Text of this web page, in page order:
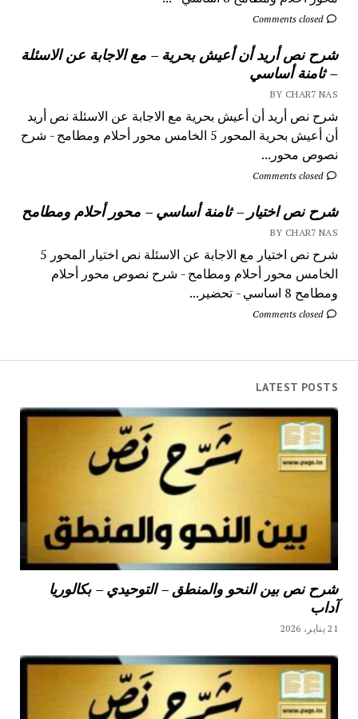
Comments closed
شرح نص أريد أن أعيش بحرية – مع الاجابة عن الاسئلة
– ثامنة أساسي
BY CHAR7 NAS
شرح نص أريد أن أعيش بحرية مع الاجابة عن الاسئلة نص أريد
أن أعيش بحرية المحور 5 الخامس محور أحلام ومطامح - شرح
نصوص محور...
Comments closed
شرح نص اختيار – ثامنة أساسي – محور أحلام ومطامح
BY CHAR7 NAS
شرح نص اختيار مع الاجابة عن الاسئلة نص اختيار المحور 5
الخامس محور أحلام ومطامح - شرح نصوص محور أحلام
ومطامح 8 اساسي - تحضير...
Comments closed
LATEST POSTS
شرح نص بين النحو والمنطق – التوحيدي – بكالوريا
آداب
21 يناير، 2026